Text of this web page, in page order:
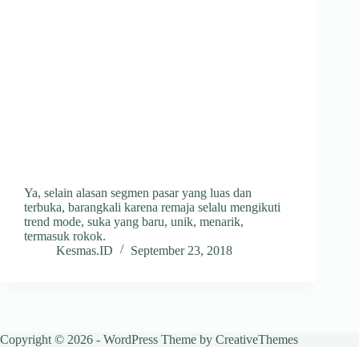
Ya, selain alasan segmen pasar yang luas dan
terbuka, barangkali karena remaja selalu mengikuti
trend mode, suka yang baru, unik, menarik,
termasuk rokok.
Kesmas.ID
September 23, 2018
Copyright © 2026 - WordPress Theme by CreativeThemes